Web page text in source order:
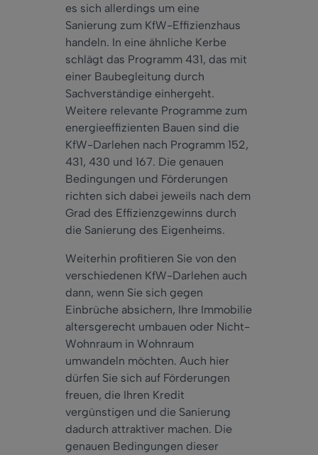
es sich allerdings um eine
Sanierung zum KfW-Effizienzhaus
handeln. In eine ähnliche Kerbe
schlägt das Programm 431, das mit
einer Baubegleitung durch
Sachverständige einhergeht.
Weitere relevante Programme zum
energieeffizienten Bauen sind die
KfW-Darlehen nach Programm 152,
431, 430 und 167. Die genauen
Bedingungen und Förderungen
richten sich dabei jeweils nach dem
Grad des Effizienzgewinns durch
die Sanierung des Eigenheims.
Weiterhin profitieren Sie von den
verschiedenen KfW-Darlehen auch
dann, wenn Sie sich gegen
Einbrüche absichern, Ihre Immobilie
altersgerecht umbauen oder Nicht-
Wohnraum in Wohnraum
umwandeln möchten. Auch hier
dürfen Sie sich auf Förderungen
freuen, die Ihren Kredit
vergünstigen und die Sanierung
dadurch attraktiver machen. Die
genauen Bedingungen dieser